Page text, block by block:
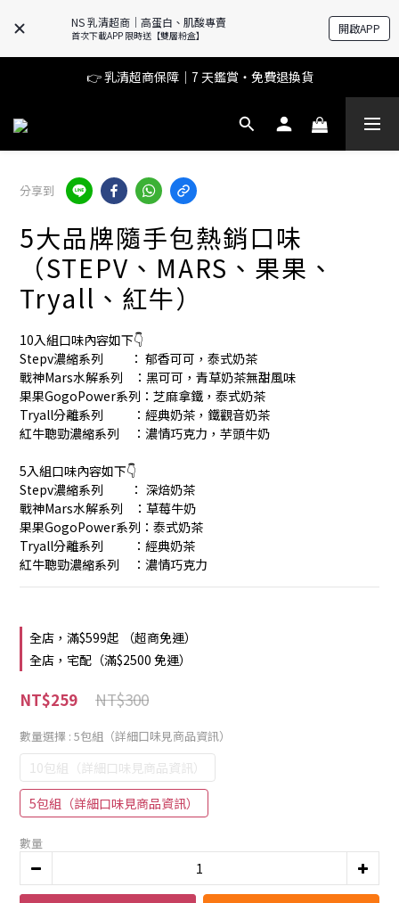
NS 乳清超商｜高蛋白、肌酸專賣
首次下載APP 限時送【雙層粉盒】 開啟APP
🔥滿$599【超商取貨免運】下單再送2%購物金+點數‼️
APP 新上線專屬好禮 下單就送價值 $250 官方粉盒
👉 乳清超商保障｜7 天鑑賞・免費退換貨
🔥滿$599【超商取貨免運】下單再送2%購物金+點數‼️
分享到
5大品牌隨手包熱銷口味
（STEPV、MARS、果果、
Tryall、紅牛）
10入組口味內容如下👇
Stepv濃縮系列          ： 郁香可可，泰式奶茶
戰神Mars水解系列    ：黑可可，青草奶茶無甜風味
果果GogoPower系列：芝麻拿鐵，泰式奶茶
Tryall分離系列           ：經典奶茶，鐵觀音奶茶
紅牛聰勁濃縮系列     ：濃情巧克力，芋頭牛奶
5入組口味內容如下👇
Stepv濃縮系列          ： 深焙奶茶
戰神Mars水解系列    ：草莓牛奶
果果GogoPower系列：泰式奶茶
Tryall分離系列           ：經典奶茶
紅牛聰勁濃縮系列     ：濃情巧克力
全店，滿$599起 （超商免運）
全店，宅配（滿$2500 免運）
NT$300
NT$259
數量選擇 : 5包組（詳細口味見商品資訊）
10包組（詳細口味見商品資訊）
5包組（詳細口味見商品資訊）
數量